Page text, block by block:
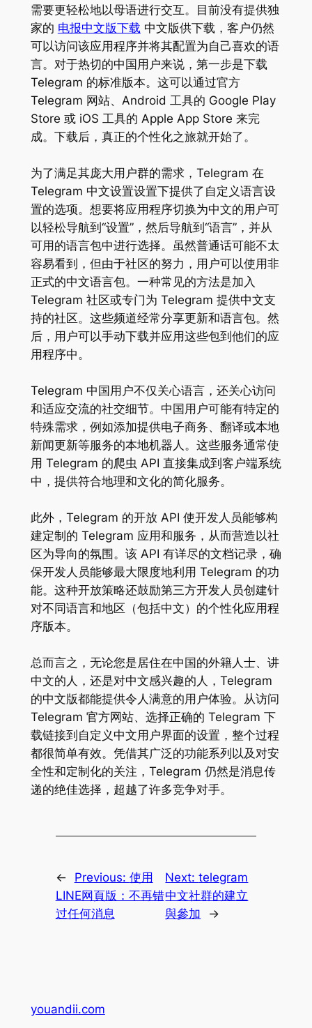
需要更轻松地以母语进行交互。目前没有提供独
家的 电报中文版下载 中文版供下载，客户仍然
可以访问该应用程序并将其配置为自己喜欢的语
言。对于热切的中国用户来说，第一步是下载
Telegram 的标准版本。这可以通过官方
Telegram 网站、Android 工具的 Google Play
Store 或 iOS 工具的 Apple App Store 来完
成。下载后，真正的个性化之旅就开始了。
为了满足其庞大用户群的需求，Telegram 在
Telegram 中文设置设置下提供了自定义语言设
置的选项。想要将应用程序切换为中文的用户可
以轻松导航到“设置”，然后导航到“语言”，并从
可用的语言包中进行选择。虽然普通话可能不太
容易看到，但由于社区的努力，用户可以使用非
正式的中文语言包。一种常见的方法是加入
Telegram 社区或专门为 Telegram 提供中文支
持的社区。这些频道经常分享更新和语言包。然
后，用户可以手动下载并应用这些包到他们的应
用程序中。
Telegram 中国用户不仅关心语言，还关心访问
和适应交流的社交细节。中国用户可能有特定的
特殊需求，例如添加提供电子商务、翻译或本地
新闻更新等服务的本地机器人。这些服务通常使
用 Telegram 的爬虫 API 直接集成到客户端系统
中，提供符合地理和文化的简化服务。
此外，Telegram 的开放 API 使开发人员能够构
建定制的 Telegram 应用和服务，从而营造以社
区为导向的氛围。该 API 有详尽的文档记录，确
保开发人员能够最大限度地利用 Telegram 的功
能。这种开放策略还鼓励第三方开发人员创建针
对不同语言和地区（包括中文）的个性化应用程
序版本。
总而言之，无论您是居住在中国的外籍人士、讲
中文的人，还是对中文感兴趣的人，Telegram
的中文版都能提供令人满意的用户体验。从访问
Telegram 官方网站、选择正确的 Telegram 下
载链接到自定义中文用户界面的设置，整个过程
都很简单有效。凭借其广泛的功能系列以及对安
全性和定制化的关注，Telegram 仍然是消息传
递的绝佳选择，超越了许多竞争对手。
← Previous: 使用
LINE网頁版：不再错
过任何消息
Next:telegram
中文社群的建立
與參加
→
youandii.com